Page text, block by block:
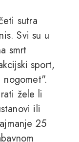
sutra
Svi su u
smrt
sport,
žele li
ili
25